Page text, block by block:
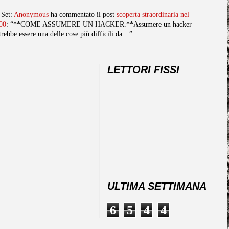
Anonymous ha commentato il post scoperta straordinaria nel
: “**COME ASSUMERE UN HACKER.**Assumere un hacker
essere una delle cose più difficili da…”
LETTORI FISSI
ULTIMA SETTIMANA
6 5 4 4